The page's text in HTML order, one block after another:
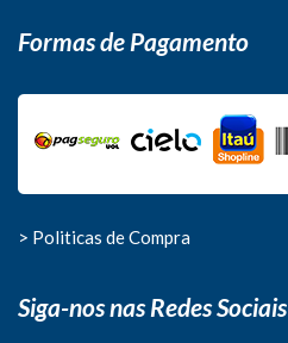
Formas de Pagamento
> Politicas de Compra
Siga-nos nas Redes Sociais